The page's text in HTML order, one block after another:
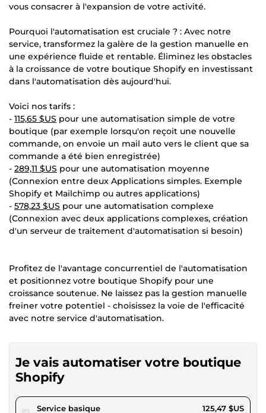
vous consacrer à l'expansion de votre activité.
Pourquoi l'automatisation est cruciale ? : Avec notre
service, transformez la galère de la gestion manuelle en
une expérience fluide et rentable. Éliminez les obstacles
à la croissance de votre boutique Shopify en investissant
dans l'automatisation dès aujourd'hui.
Voici nos tarifs :
- 115,65 $US pour une automatisation simple de votre
boutique (par exemple lorsqu'on reçoit une nouvelle
commande, on envoie un mail auto vers le client que sa
commande a été bien enregistrée)
- 289,11 $US pour une automatisation moyenne
(Connexion entre deux Applications simples. Exemple
Shopify et Mailchimp ou autres applications)
- 578,23 $US pour une automatisation complexe
(Connexion avec deux applications complexes, création
d'un serveur de traitement d'automatisation si besoin)
Profitez de l'avantage concurrentiel de l'automatisation
et positionnez votre boutique Shopify pour une
croissance soutenue. Ne laissez pas la gestion manuelle
freiner votre potentiel - choisissez la voie de l'efficacité
avec notre service d'automatisation.
Je vais automatiser votre boutique
Shopify
Service basiquepour 115,65 $US 125,47 $US